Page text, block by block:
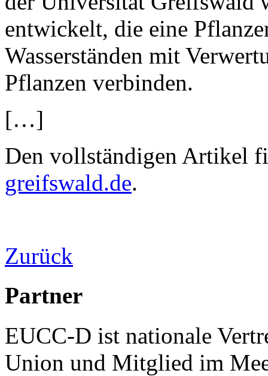
entwickelt, die eine
Wasserständen mit
Pflanzen verbinden.
[…]
Den vollständigen Artikel
greifswald.de.
Zurück
Partner
EUCC-D ist nationale
Union und Mitglied im